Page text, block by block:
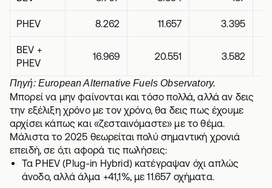
PHEV 8.262 11.657 3.395
BEV +
PHEV
16.969 20.551 3.582
Πηγή: European Alternative Fuels Observatory.
Μπορεί να μην φαίνονται και τόσο πολλά, αλλά αν δεις
την εξέλιξη χρόνο με τον χρόνο, θα δεις πως έχουμε
αρχίσει κάπως και «ζεσταινόμαστε» με το θέμα.
Μάλιστα το 2025 θεωρείται πολύ σημαντική χρονιά
επειδή, σε ό,τι αφορά τις πωλήσεις:
Τα PHEV (Plug-in Hybrid) κατέγραψαν όχι απλώς
άνοδο, αλλά άλμα +41,1%, με 11.657 οχήματα.